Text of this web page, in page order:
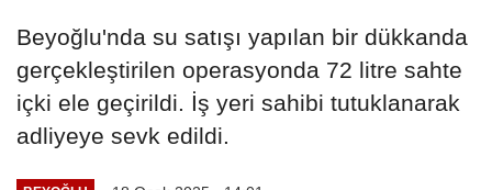
Beyoğlu'nda su satışı yapılan bir dükkanda
gerçekleştirilen operasyonda 72 litre sahte
içki ele geçirildi. İş yeri sahibi tutuklanarak
adliyeye sevk edildi.